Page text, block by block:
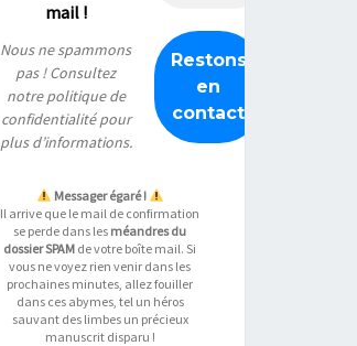
mail !
Nous ne spammons
pas ! Consultez
notrepolitique de
confidentialitépour
plus d’informations.
Messager égaré !
Il arrive que le mail de confirmation
se perde dans les méandres du
dossier SPAM de votre boîte mail. Si
vous ne voyez rien venir dans les
prochaines minutes, allez fouiller
dans ces abymes, tel un héros
sauvant des limbes un précieux
manuscrit disparu !